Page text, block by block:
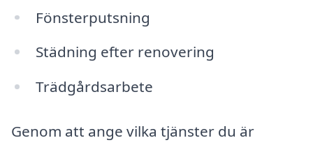
Fönsterputsning
Städning efter renovering
Trädgårdsarbete
Genom att ange vilka tjänster du är